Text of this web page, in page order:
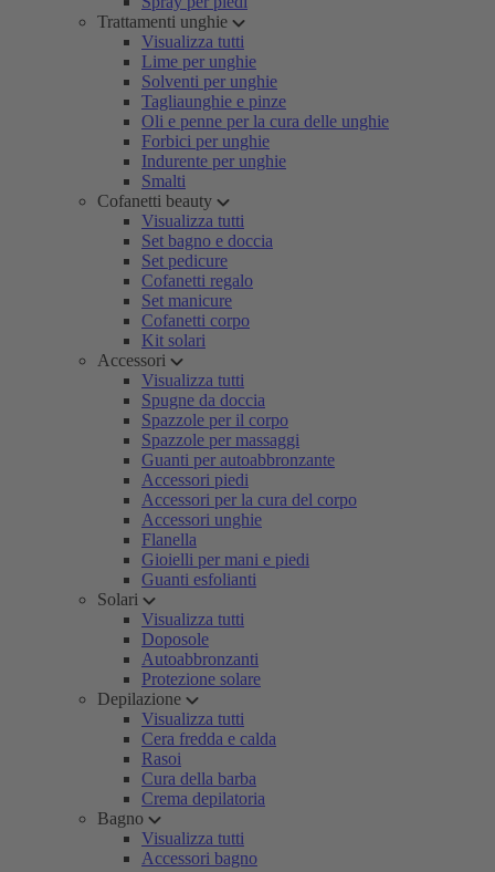
Trattamenti unghie
Visualizza tutti
Lime per unghie
Solventi per unghie
Tagliaunghie e pinze
Oli e penne per la cura delle unghie
Forbici per unghie
Indurente per unghie
Smalti
Cofanetti beauty
Visualizza tutti
Set bagno e doccia
Set pedicure
Cofanetti regalo
Set manicure
Cofanetti corpo
Kit solari
Accessori
Visualizza tutti
Spugne da doccia
Spazzole per il corpo
Spazzole per massaggi
Guanti per autoabbronzante
Accessori piedi
Accessori per la cura del corpo
Accessori unghie
Flanella
Gioielli per mani e piedi
Guanti esfolianti
Solari
Visualizza tutti
Doposole
Autoabbronzanti
Protezione solare
Depilazione
Visualizza tutti
Cera fredda e calda
Rasoi
Cura della barba
Crema depilatoria
Bagno
Visualizza tutti
Accessori bagno